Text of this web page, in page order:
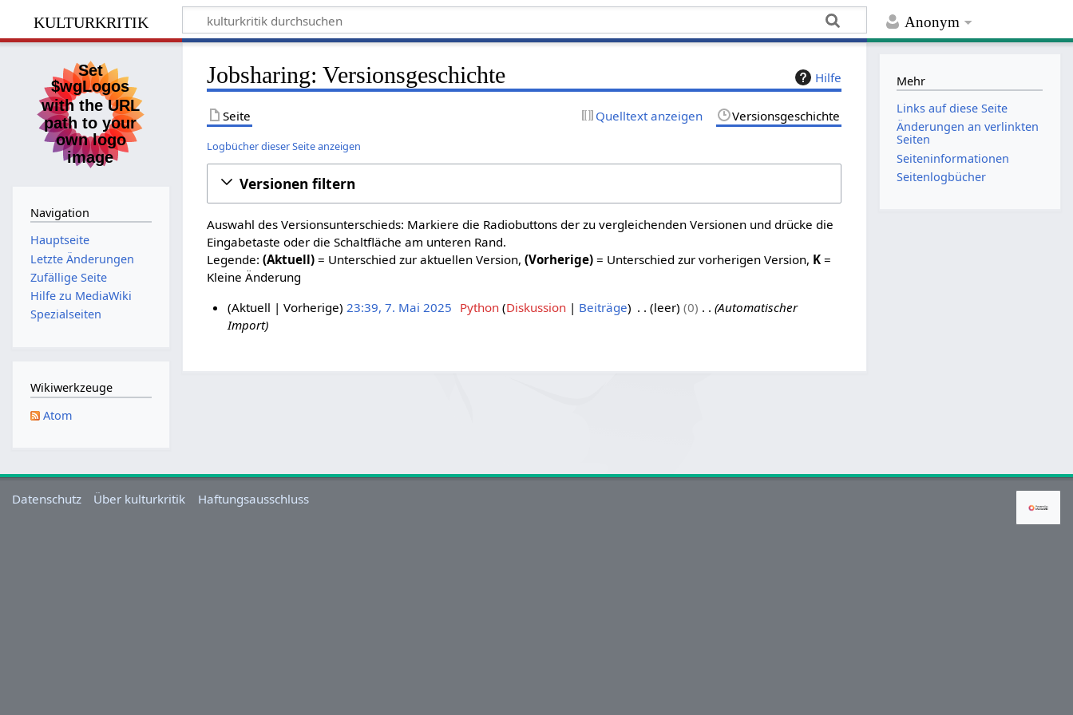
Anonym
kulturkritik
Hilfe
Jobsharing: Versionsgeschichte
Seite Quelltext anzeigen Versionsgeschichte
Logbücher dieser Seite anzeigen
Versionen filtern
Auswahl des Versionsunterschieds: Markiere die Radiobuttons der zu vergleichenden Versionen und drücke die
Eingabetaste oder die Schaltfläche am unteren Rand.
Legende:(Aktuell) = Unterschied zur aktuellen Version,(Vorherige) = Unterschied zur vorherigen Version, K =
Kleine Änderung
5
Aktuell Vorherige 23:39, 7. Mai 2025 Python Diskussion Beiträge leer 0
Automatischer
Import
Navigation
Hauptseite
Letzte Änderungen
Zufällige Seite
Hilfe zu MediaWiki
Spezialseiten
Wikiwerkzeuge
Atom
Mehr
Links auf diese Seite
Änderungen an verlinkten
Seiten
Seiten­­informationen
Seitenlogbücher
Datenschutz Über kulturkritik Haftungsausschluss